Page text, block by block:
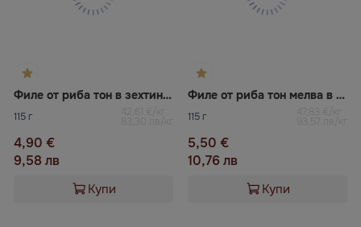
Филе от риба тон в зехтин UBAGO
115 г 42,61 €/кг
83,30 лв/кг
4,90 €
9,58 лв
Купи
Филе от риба тон мелва в зехтин UBAGO
115 г 47,83 €/кг
93,57 лв/кг
5,50 €
10,76 лв
Купи